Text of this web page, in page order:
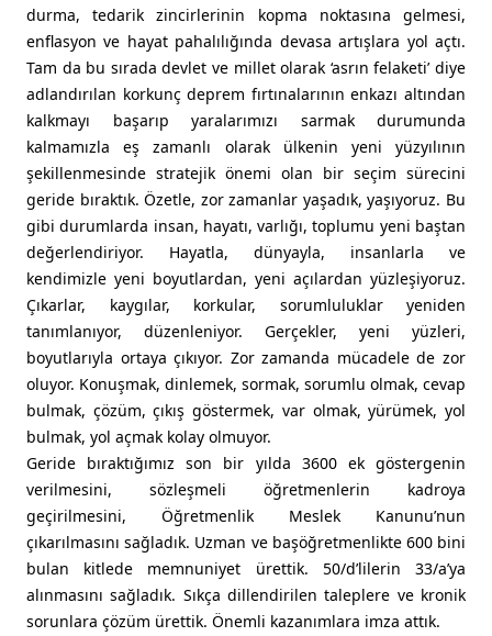
durma, tedarik zincirlerinin kopma noktasına gelmesi,
enflasyon ve hayat pahalılığında devasa artışlara yol açtı.
Tam da bu sırada devlet ve millet olarak ‘asrın felaketi’ diye
adlandırılan korkunç deprem fırtınalarının enkazı altından
kalkmayı başarıp yaralarımızı sarmak durumunda
kalmamızla eş zamanlı olarak ülkenin yeni yüzyılının
şekillenmesinde stratejik önemi olan bir seçim sürecini
geride bıraktık. Özetle, zor zamanlar yaşadık, yaşıyoruz. Bu
gibi durumlarda insan, hayatı, varlığı, toplumu yeni baştan
değerlendiriyor. Hayatla, dünyayla, insanlarla ve
kendimizle yeni boyutlardan, yeni açılardan yüzleşiyoruz.
Çıkarlar, kaygılar, korkular, sorumluluklar yeniden
tanımlanıyor, düzenleniyor. Gerçekler, yeni yüzleri,
boyutlarıyla ortaya çıkıyor. Zor zamanda mücadele de zor
oluyor. Konuşmak, dinlemek, sormak, sorumlu olmak, cevap
bulmak, çözüm, çıkış göstermek, var olmak, yürümek, yol
bulmak, yol açmak kolay olmuyor.
Geride bıraktığımız son bir yılda 3600 ek göstergenin
verilmesini, sözleşmeli öğretmenlerin kadroya
geçirilmesini, Öğretmenlik Meslek Kanunu’nun
çıkarılmasını sağladık. Uzman ve başöğretmenlikte 600 bini
bulan kitlede memnuniyet ürettik. 50/d’lilerin 33/a’ya
alınmasını sağladık. Sıkça dillendirilen taleplere ve kronik
sorunlara çözüm ürettik. Önemli kazanımlara imza attık.